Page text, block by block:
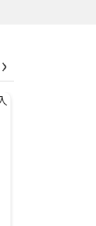
›